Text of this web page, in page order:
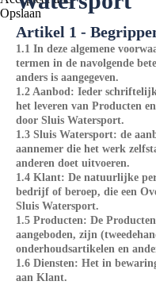
Artikel 1 -
1.1 In deze algemene
termen in de navolgende
anders is aangegeven.
1.2 Aanbod: Ieder
het leveren van Producten
door Sluis Watersport.
1.3 Sluis Watersport: de
aannemer die het werk
anderen doet uitvoeren.
1.4 Klant: De natuurlijke
bedrijf of beroep, die een
Sluis Watersport.
1.5 Producten: De
aangeboden, zijn
onderhoudsartikelen en
1.6 Diensten: Het in
aan Klant.
Opslaan